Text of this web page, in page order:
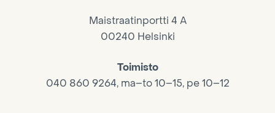
Maistraatinportti 4 A
00240 Helsinki
Toimisto
040 860 9264, ma–to 10–15, pe 10–12